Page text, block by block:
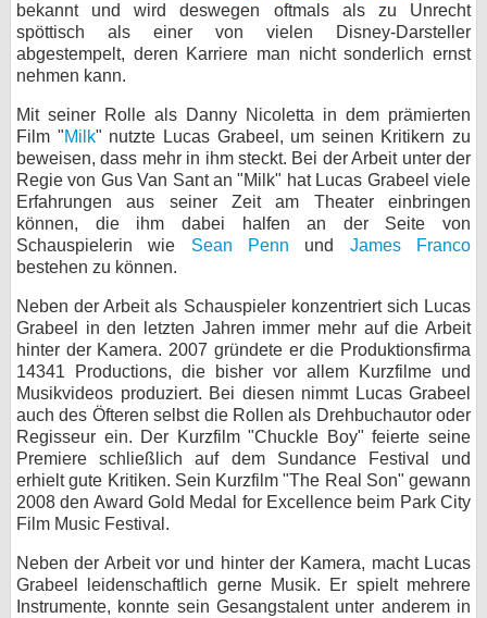
bekannt und wird deswegen oftmals als zu Unrecht
spöttisch als einer von vielen Disney-Darsteller
abgestempelt, deren Karriere man nicht sonderlich ernst
nehmen kann.
Mit seiner Rolle als Danny Nicoletta in dem prämierten
Film "Milk" nutzte Lucas Grabeel, um seinen Kritikern zu
beweisen, dass mehr in ihm steckt. Bei der Arbeit unter der
Regie von Gus Van Sant an "Milk" hat Lucas Grabeel viele
Erfahrungen aus seiner Zeit am Theater einbringen
können, die ihm dabei halfen an der Seite von
Schauspielerin wie Sean Penn und James Franco
bestehen zu können.
Neben der Arbeit als Schauspieler konzentriert sich Lucas
Grabeel in den letzten Jahren immer mehr auf die Arbeit
hinter der Kamera. 2007 gründete er die Produktionsfirma
14341 Productions, die bisher vor allem Kurzfilme und
Musikvideos produziert. Bei diesen nimmt Lucas Grabeel
auch des Öfteren selbst die Rollen als Drehbuchautor oder
Regisseur ein. Der Kurzfilm "Chuckle Boy" feierte seine
Premiere schließlich auf dem Sundance Festival und
erhielt gute Kritiken. Sein Kurzfilm "The Real Son" gewann
2008 den Award Gold Medal for Excellence beim Park City
Film Music Festival.
Neben der Arbeit vor und hinter der Kamera, macht Lucas
Grabeel leidenschaftlich gerne Musik. Er spielt mehrere
Instrumente, konnte sein Gesangstalent unter anderem in
bei X
Kontakt
Nutzungsbedingungen
Datenschutz
Impressum
Desktop-Ansicht
myFanbase